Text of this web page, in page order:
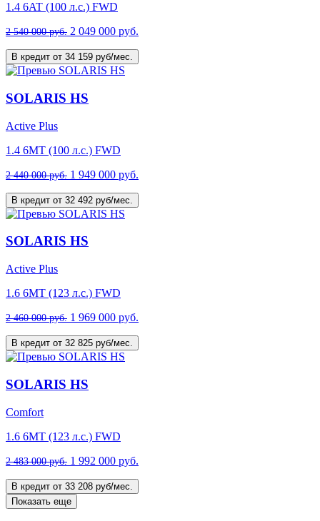
1.4 6AT (100 л.с.) FWD
2 540 000 руб. 2 049 000 руб.
В кредит от 34 159 руб/мес.
SOLARIS HS
Active Plus
1.4 6MT (100 л.с.) FWD
2 440 000 руб. 1 949 000 руб.
В кредит от 32 492 руб/мес.
SOLARIS HS
Active Plus
1.6 6MT (123 л.с.) FWD
2 460 000 руб. 1 969 000 руб.
В кредит от 32 825 руб/мес.
SOLARIS HS
Comfort
1.6 6MT (123 л.с.) FWD
2 483 000 руб. 1 992 000 руб.
В кредит от 33 208 руб/мес.
Показать еще